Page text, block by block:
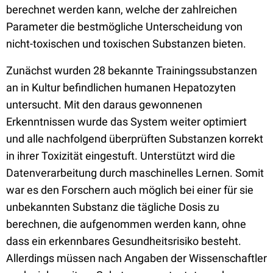
berechnet werden kann, welche der zahlreichen
Parameter die bestmögliche Unterscheidung von
nicht-toxischen und toxischen Substanzen bieten.
Zunächst wurden 28 bekannte Trainingssubstanzen
an in Kultur befindlichen humanen Hepatozyten
untersucht. Mit den daraus gewonnenen
Erkenntnissen wurde das System weiter optimiert
und alle nachfolgend überprüften Substanzen korrekt
in ihrer Toxizität eingestuft. Unterstützt wird die
Datenverarbeitung durch maschinelles Lernen. Somit
war es den Forschern auch möglich bei einer für sie
unbekannten Substanz die tägliche Dosis zu
berechnen, die aufgenommen werden kann, ohne
dass ein erkennbares Gesundheitsrisiko besteht.
Allerdings müssen nach Angaben der Wissenschaftler